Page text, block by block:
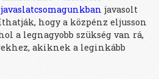
javaslatcsomagunkban javasolt
hogy a közpénz eljusson
a legnagyobb szükség van rá,
akiknek a leginkább